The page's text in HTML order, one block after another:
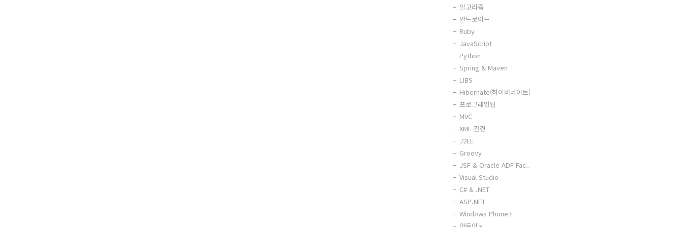
알고리즘
안드로이드
Ruby
JavaScript
Python
Spring & Maven
LIBS
Hibernate(하이버네이트)
프로그래밍팁
MVC
XML 관련
J2EE
Groovy
JSF & Oracle ADF Fac..
Visual Studio
C# & .NET
ASP.NET
Windows Phone7